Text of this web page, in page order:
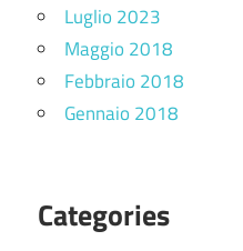
Luglio 2023
Maggio 2018
Febbraio 2018
Gennaio 2018
Categories